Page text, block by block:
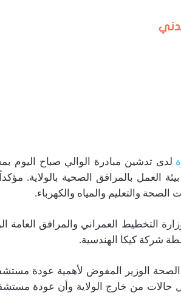
لدى تدشين مبادرة الوالي صباح اليوم
العمل بالمرافق الصحية بالولاية.
والتعليم والمياه والكهرباء.
التخطيط العمراني والمرافق العامة
الصحة الوزير المفوض لأهمية عودة
حالات من خارج الولاية وأن عودة